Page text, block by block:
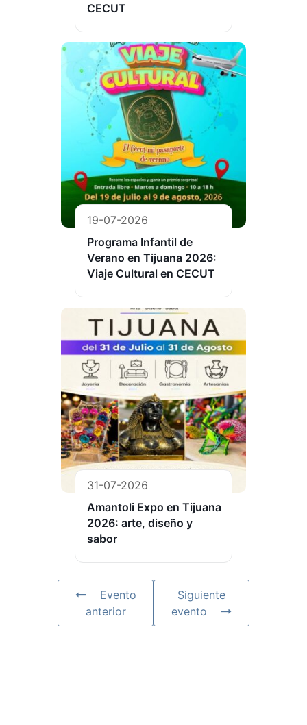
CECUT
19-07-2026
Programa Infantil de
Verano en Tijuana 2026:
Viaje Cultural en CECUT
31-07-2026
Amantoli Expo en Tijuana
2026: arte, diseño y
sabor
Evento
anterior
Siguiente
evento